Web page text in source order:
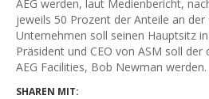
AEG werden, laut Medienbericht,
jeweils 50 Prozent der Anteile an
Unternehmen soll seinen Hauptsitz
Präsident und CEO von ASM soll
AEG Facilities, Bob Newman werden.
SHAREN MIT: